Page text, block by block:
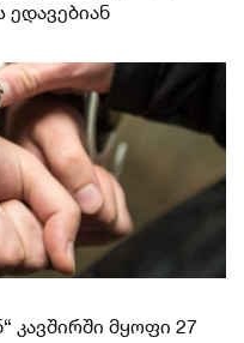
კავშირში მყოფი 27